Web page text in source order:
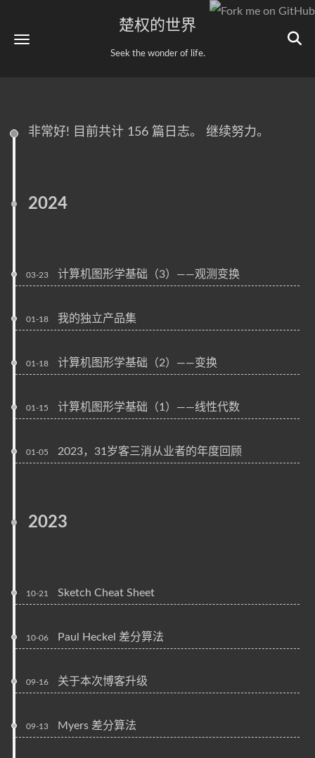
楚权的世界
Seek the wonder of life.
非常好! 目前共计 156 篇日志。 继续努力。
2024
03-23 计算机图形学基础（3）——观测变换
01-18 我的独立产品集
01-18 计算机图形学基础（2）——变换
01-15 计算机图形学基础（1）——线性代数
01-05 2023，31岁客三消从业者的年度回顾
2023
10-21 Sketch Cheat Sheet
10-06 Paul Heckel 差分算法
09-16 关于本次博客升级
09-13 Myers 差分算法